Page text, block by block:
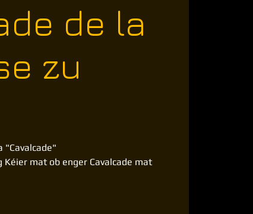
de la
zu
"Cavalcade"
mat ob enger Cavalcade mat